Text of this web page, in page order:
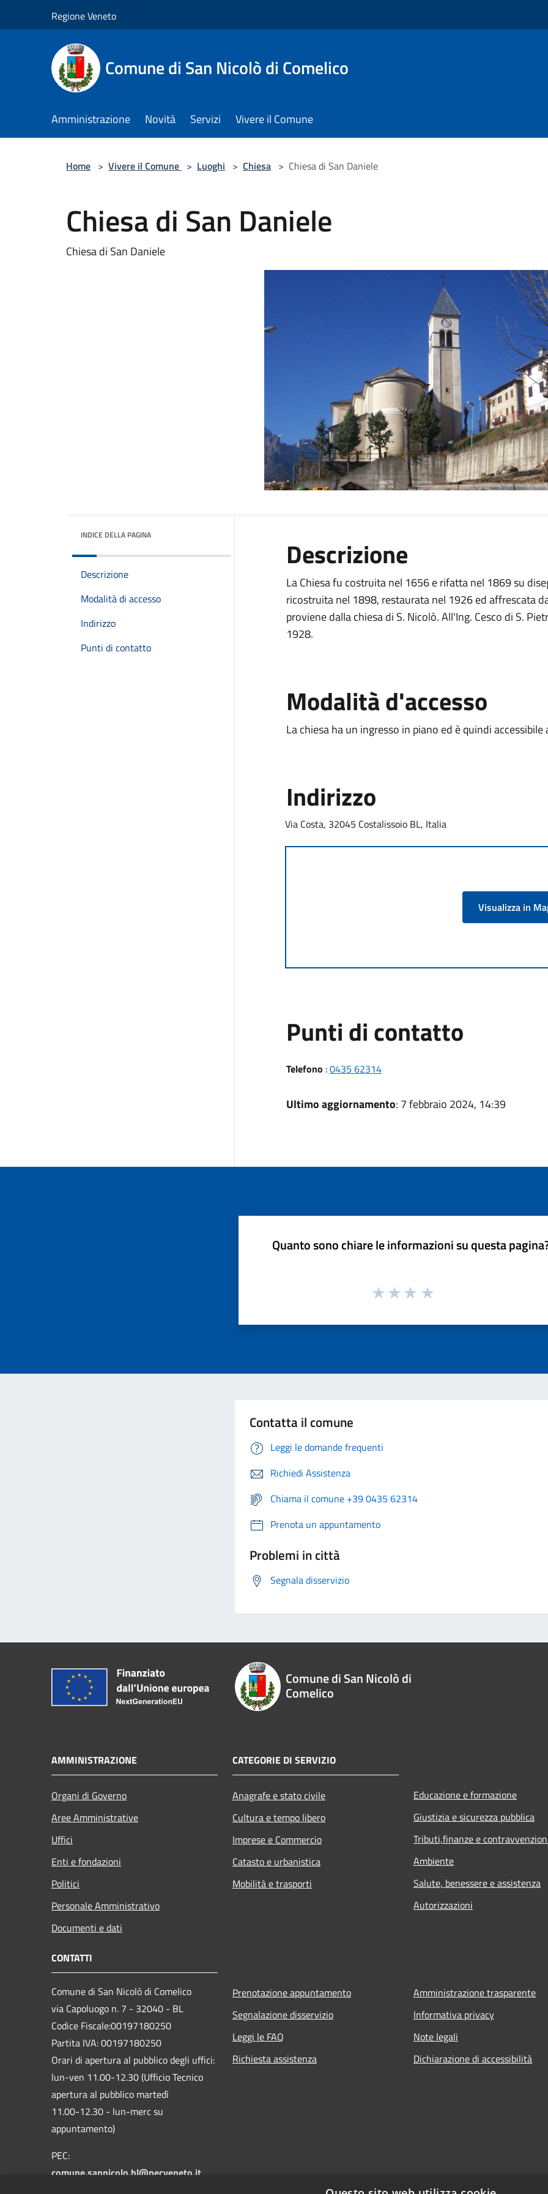
Regione Veneto
Comune di San Nicolò di Comelico
Amministrazione Novità Servizi Vivere il Comune
Home > Vivere il Comune > Luoghi > Chiesa > Chiesa di San Daniele
Chiesa di San Daniele
Chiesa di San Daniele
INDICE DELLA PAGINA
Descrizione
Modalità di accesso
Indirizzo
Punti di contatto
Descrizione
La Chiesa fu costruita nel 1656 e rifatta nel 1869 su
ricostruita nel 1898, restaurata nel 1926 ed affrescata
proviene dalla chiesa di S. Nicolò. All'Ing. Cesco di S.
1928.
Modalità d'accesso
La chiesa ha un ingresso in piano ed è quindi
Indirizzo
Via Costa, 32045 Costalissoio BL, Italia
Visualizza in
Punti di contatto
Telefono :0435 62314
Ultimo aggiornamento: 7 febbraio 2024, 14:39
Quanto sono chiare le informazioni su questa
Contatta il comune
Leggi le domande frequenti
Richiedi Assistenza
Chiama il comune +39 0435 62314
Prenota un appuntamento
Problemi in città
Segnala disservizio
Comune di San Nicolò di
Comelico
AMMINISTRAZIONE
Organi di Governo
Aree Amministrative
Uffici
Enti e fondazioni
Politici
Personale Amministrativo
Documenti e dati
CATEGORIE DI SERVIZIO
Anagrafe e stato civile
Cultura e tempo libero
Imprese e Commercio
Catasto e urbanistica
Mobilità e trasporti
Educazione e formazione
Giustizia e sicurezza pubblica
Tributi,finanze e
Ambiente
Salute, benessere e assistenza
Autorizzazioni
CONTATTI
Comune di San Nicolò di Comelico
via Capoluogo n. 7 - 32040 - BL
Codice Fiscale:00197180250
Partita IVA: 00197180250
Orari di apertura al pubblico degli uffici:
lun-ven 11.00-12.30 (Ufficio Tecnico
apertura al pubblico martedì
11.00-12.30 - lun-merc su
appuntamento)
PEC:
comune.sannicolo.bl@pecveneto.it
Prenotazione appuntamento
Segnalazione disservizio
Leggi le FAQ
Richiesta assistenza
Amministrazione trasparente
Informativa privacy
Note legali
Dichiarazione di accessibilità